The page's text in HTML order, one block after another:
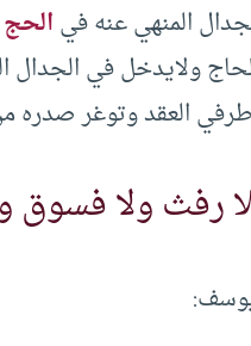
المنهي عنه فيالحج
ولايدخل في الجدال
العقد وتوغر صدره
رفث ولا